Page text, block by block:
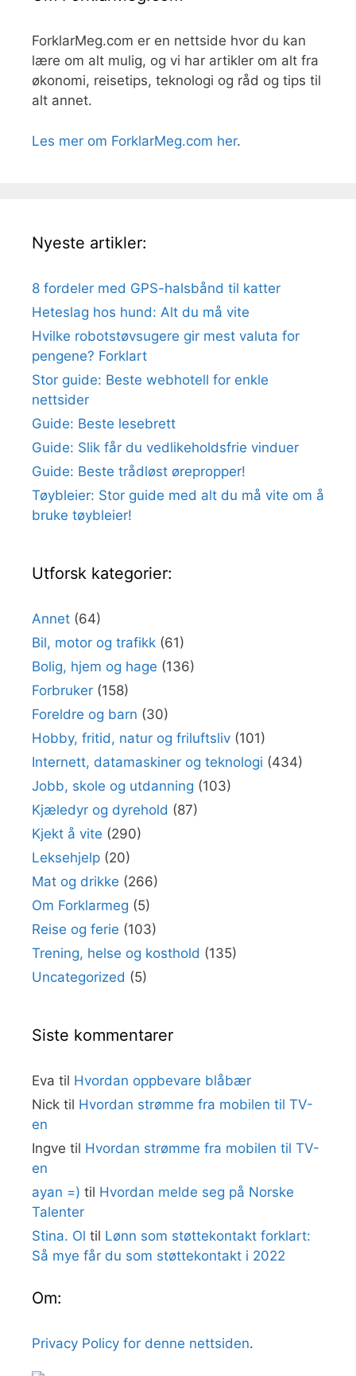
ForklarMeg.com er en nettside hvor du kan
lære om alt mulig, og vi har artikler om alt fra
økonomi, reisetips, teknologi og råd og tips til
alt annet.
Les mer om ForklarMeg.com her.
Nyeste artikler:
8 fordeler med GPS-halsbånd til katter
Heteslag hos hund: Alt du må vite
Hvilke robotstøvsugere gir mest valuta for
pengene? Forklart
Stor guide: Beste webhotell for enkle
nettsider
Guide: Beste lesebrett
Guide: Slik får du vedlikeholdsfrie vinduer
Guide: Beste trådløst ørepropper!
Tøybleier: Stor guide med alt du må vite om å
bruke tøybleier!
Utforsk kategorier:
Annet (64)
Bil, motor og trafikk (61)
Bolig, hjem og hage (136)
Forbruker (158)
Foreldre og barn (30)
Hobby, fritid, natur og friluftsliv (101)
Internett, datamaskiner og teknologi (434)
Jobb, skole og utdanning (103)
Kjæledyr og dyrehold (87)
Kjekt å vite (290)
Leksehjelp (20)
Mat og drikke (266)
Om Forklarmeg (5)
Reise og ferie (103)
Trening, helse og kosthold (135)
Uncategorized (5)
Siste kommentarer
Eva til Hvordan oppbevare blåbær
Nick til Hvordan strømme fra mobilen til TV-
en
Ingve til Hvordan strømme fra mobilen til TV-
en
ayan =) til Hvordan melde seg på Norske
Talenter
Stina. Ol til Lønn som støttekontakt forklart:
Så mye får du som støttekontakt i 2022
Om:
Privacy Policy for denne nettsiden.